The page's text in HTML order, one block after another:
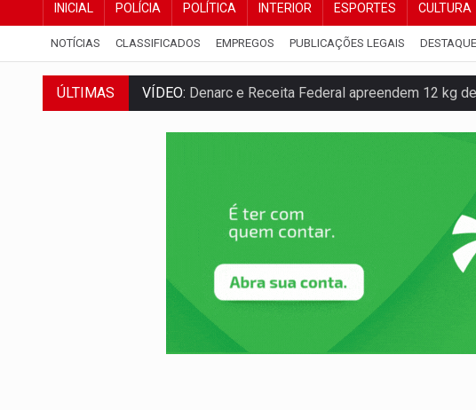
INICIAL POLÍCIA POLÍTICA INTERIOR ESPORTES CULTURA
NOTÍCIAS CLASSIFICADOS EMPREGOS PUBLICAÇÕES LEGAIS
ÚLTIMAS
VÍDEO:Denarc e Receita Federal apreendem 12 kg
OPERAÇÃO DA PC:Membros do CV são presos com
ENTRADA GRATUITA:Espetáculo As Marias Somos
Cerejeiras completa 43 anos de
Anvisa desmente boato sobre presença de
Pitbulls fogem de residência e atacam casal
AÇÃO CONJUNTA:Forças policiais apreendem cerca
PF ESTÁ APURANDO: Flávio Bolsonaro escolhe